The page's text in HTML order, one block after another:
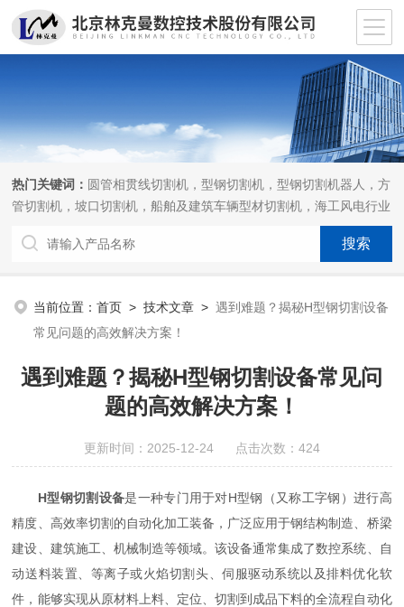
热门关键词： 圆管相贯线切割机，型钢切割机，型钢切割机器人，方
管切割机，坡口切割机，船舶及建筑车辆型材切割机，海工风电行业
当前位置：首页 >技术文章 >遇到难题？揭秘H型钢切割设备
常见问题的高效解决方案！
遇到难题？揭秘H型钢切割设备常见问
题的高效解决方案！
更新时间：2025-12-24 点击次数：424
H型钢切割设备是一种专门用于对H型钢（又称工字钢）进行高
精度、高效率切割的自动化加工装备，广泛应用于钢结构制造、桥梁
建设、建筑施工、机械制造等领域。该设备通常集成了数控系统、自
动送料装置、等离子或火焰切割头、伺服驱动系统以及排料优化软
件，能够实现从原材料上料、定位、切割到成品下料的全流程自动化